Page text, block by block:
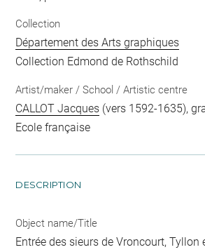
Collection
Département des Arts graphiques
Collection Edmond de Rothschild
Artist/maker / School / Artistic centre
CALLOT Jacques (vers 1592-1635),
Ecole française
DESCRIPTION
Object name/Title
Entrée des sieurs de Vroncourt,